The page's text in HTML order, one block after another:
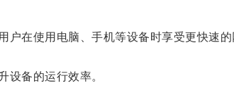
在使用电脑、手机等设备时享受更快速的
备的运行效率。